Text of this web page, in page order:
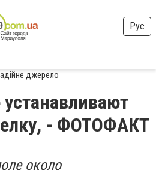
Рус
джерело
- ФОТОФАКТ
около